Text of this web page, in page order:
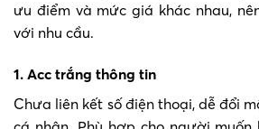
ưu điểm và mức giá khác nhau,
với nhu cầu.
1. Acc trắng thông tin
Chưa liên kết số điện thoại, dễ đổi